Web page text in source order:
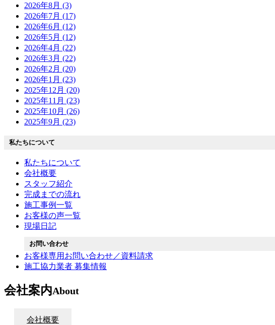
2026年8月 (3)
2026年7月 (17)
2026年6月 (12)
2026年5月 (12)
2026年4月 (22)
2026年3月 (22)
2026年2月 (20)
2026年1月 (23)
2025年12月 (20)
2025年11月 (23)
2025年10月 (26)
2025年9月 (23)
私たちについて
私たちについて
会社概要
スタッフ紹介
完成までの流れ
施工事例一覧
お客様の声一覧
現場日記
お問い合わせ
お客様専用お問い合わせ／資料請求
施工協力業者 募集情報
会社案内About
会社概要